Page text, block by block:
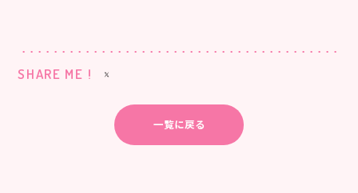
SHARE ME !
一覧に戻る